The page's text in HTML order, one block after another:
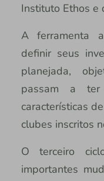
Instituto Ethos e
A ferramenta
definir seus
planejada,
passam a
características
clubes inscritos
O terceiro
importantes